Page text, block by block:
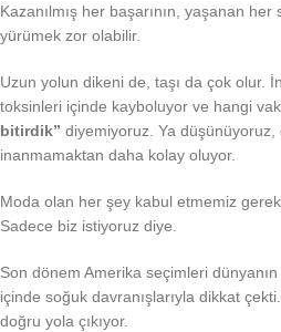
Kazanılmış her başarının, yaşanan
yürümek zor olabilir.
Uzun yolun dikeni de, taşı da çok olur.
toksinleri içinde kayboluyor ve hangi
bitirdik” diyemiyoruz. Ya düşünüyoruz,
inanmamaktan daha kolay oluyor.
Moda olan her şey kabul etmemiz
Sadece biz istiyoruz diye.
Son dönem Amerika seçimleri
içinde soğuk davranışlarıyla dikkat
doğru yola çıkıyor.